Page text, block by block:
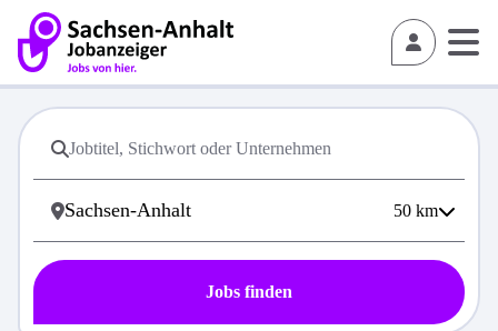
50 km
Jobs finden